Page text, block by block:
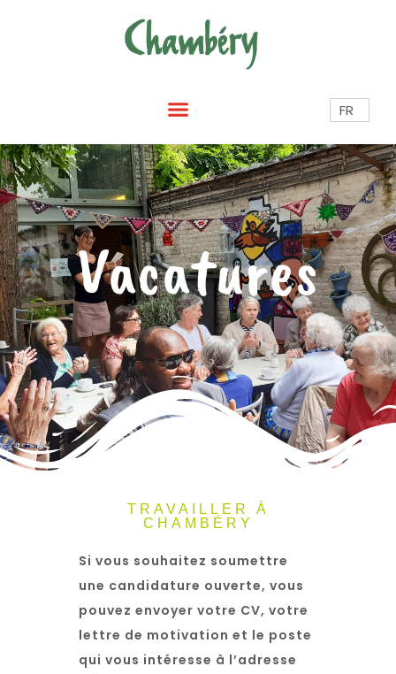
FR
Vacatures
TRAVAILLER À
CHAMBÉRY
Si vous souhaitez soumettre
une candidature ouverte, vous
pouvez envoyer votre CV, votre
lettre de motivation et le poste
qui vous intéresse à l’adresse